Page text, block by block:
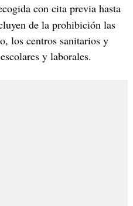
con cita previa hasta
de la prohibición las
los centros sanitarios y
y laborales.